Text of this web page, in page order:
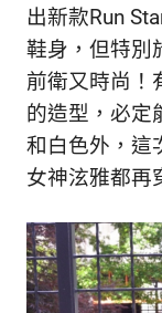
容，
讓
獨
一
無
二
的
你
CBOOK
一
起
找
出新款Run
鞋身，但特別
前衛又時尚！
的造型，必定
和白色外，這
女神泫雅都再